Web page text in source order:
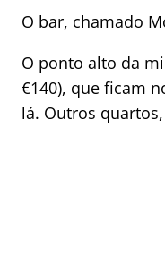
O bar, chamado
O ponto alto da
€140), que ficam
lá. Outros